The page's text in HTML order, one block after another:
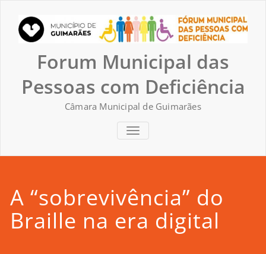
content
Forum Municipal das
Pessoas com Deficiência
Câmara Municipal de Guimarães
TOGGLE NAVIGATION
A “sobrevivência” do
Braille na era digital